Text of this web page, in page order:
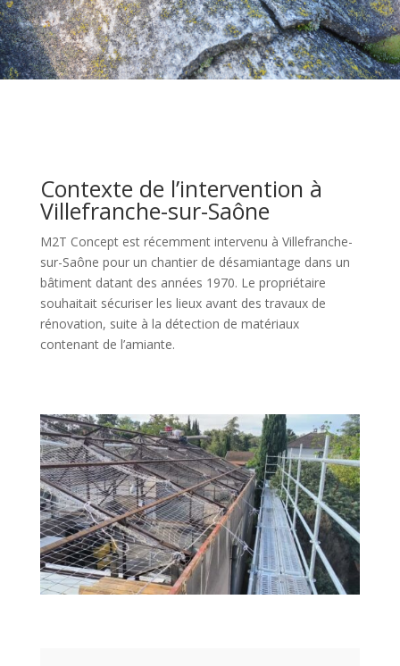
Contexte de l’intervention à
Villefranche-sur-Saône
M2T Concept est récemment intervenu à Villefranche-
sur-Saône pour un chantier de désamiantage dans un
bâtiment datant des années 1970. Le propriétaire
souhaitait sécuriser les lieux avant des travaux de
rénovation, suite à la détection de matériaux
contenant de l’amiante.